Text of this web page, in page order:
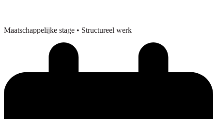
Maatschappelijke stage • Structureel werk